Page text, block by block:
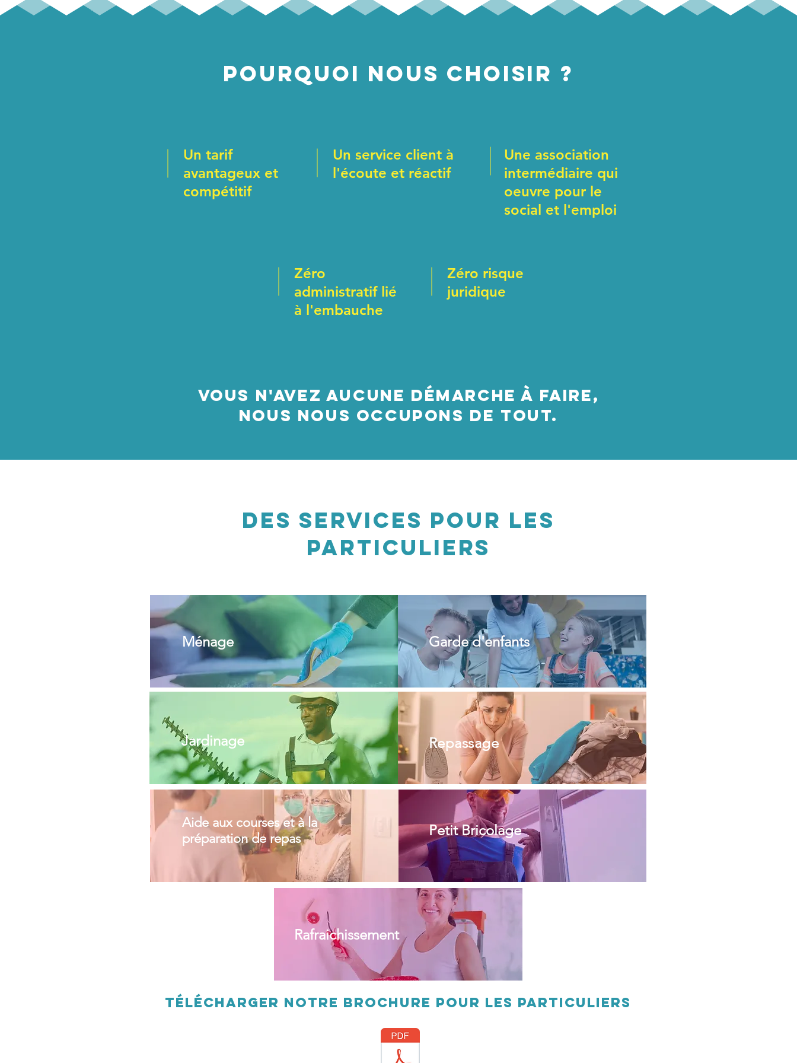
Pourquoi nous CHOISIR ?
Un tarif
avantageux et
compétitif
Un service client à
l'écoute et réactif
Une association
intermédiaire qui
oeuvre pour le
social et l'emploi
Zéro
administratif lié
à l'embauche
Zéro risque
juridique
Vous n'avez aucune démarche à faire,
nous nous occupons de tout.
DES services pour les
particuliers
Ménage Garde d'enfants
Jardinage Repassage
Aide aux courses et à la
préparation de repas
Petit Bricolage
Rafraichissement
Télécharger notre brochure pour les particuliers